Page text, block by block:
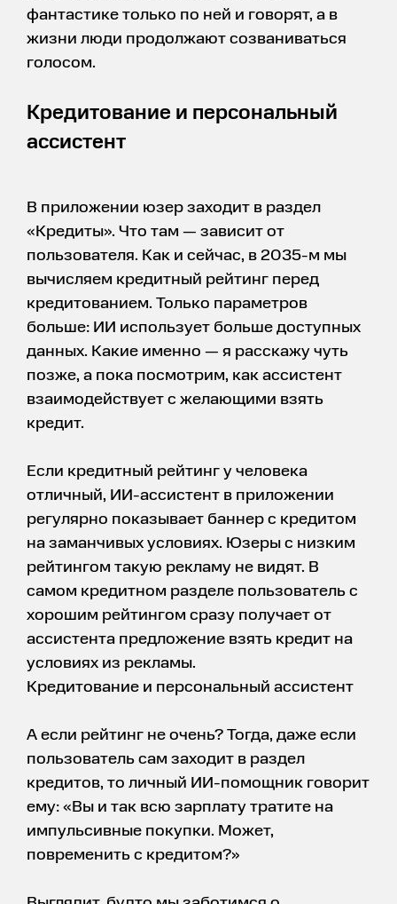
фантастике только по ней и говорят, а в
жизни люди продолжают созваниваться
голосом.
Кредитование и персональный
ассистент
В приложении юзер заходит в раздел
«Кредиты». Что там — зависит от
пользователя. Как и сейчас, в 2035-м мы
вычисляем кредитный рейтинг перед
кредитованием. Только параметров
больше: ИИ использует больше доступных
данных. Какие именно — я расскажу чуть
позже, а пока посмотрим, как ассистент
взаимодействует с желающими взять
кредит.
Если кредитный рейтинг у человека
отличный, ИИ-ассистент в приложении
регулярно показывает баннер с кредитом
на заманчивых условиях. Юзеры с низким
рейтингом такую рекламу не видят. В
самом кредитном разделе пользователь с
хорошим рейтингом сразу получает от
ассистента предложение взять кредит на
условиях из рекламы.
Кредитование и персональный ассистент
А если рейтинг не очень? Тогда, даже если
пользователь сам заходит в раздел
кредитов, то личный ИИ-помощник говорит
ему: «Вы и так всю зарплату тратите на
импульсивные покупки. Может,
повременить с кредитом?»